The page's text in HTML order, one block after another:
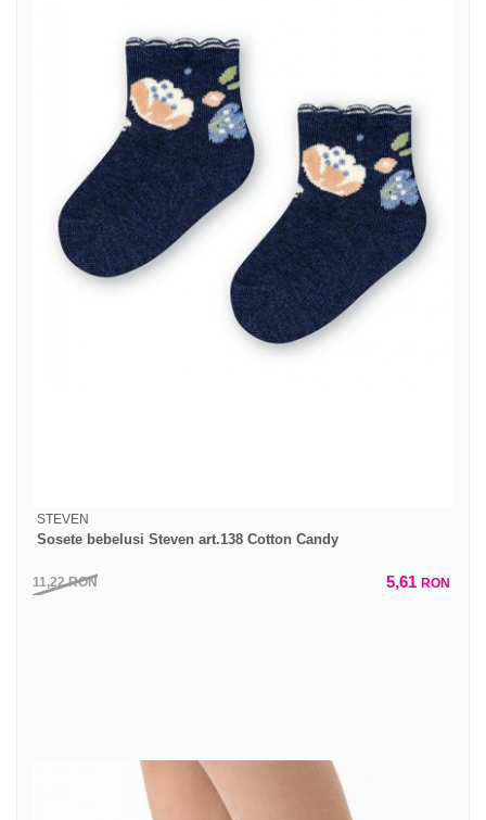
STEVEN
Sosete bebelusi Steven art.138 Cotton Candy
11,22RON 5,61 RON